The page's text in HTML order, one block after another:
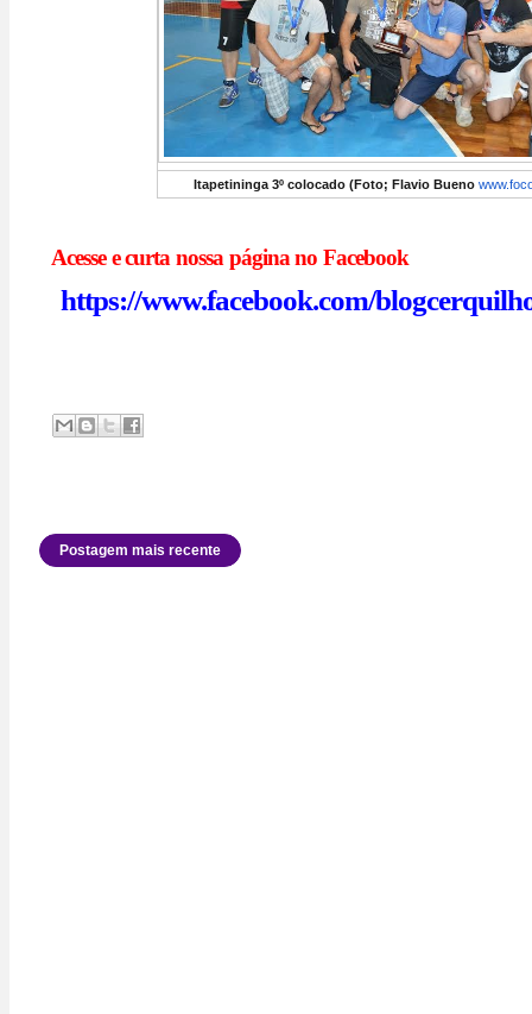
Itapetininga 3º colocado (Foto; Flavio Bueno
Acesse e curta nossa
https://www.facebook.com/
Postagem mais recente